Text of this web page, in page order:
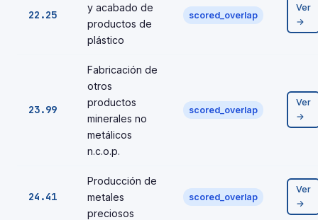
22.25
y acabado de
productos de
plástico
scored_overlap
Ver
→
23.99
Fabricación de
otros
productos
minerales no
metálicos
n.c.o.p.
scored_overlap
Ver
→
24.41
Producción de
metales
preciosos
scored_overlap
Ver
→